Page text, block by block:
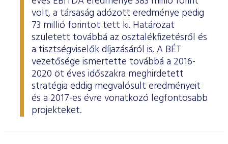
volt, a társaság adózott eredménye pedig
73 millió forintot tett ki. Határozat
született továbbá az osztalékfizetésről és
a tisztségviselők díjazásáról is. A BÉT
vezetősége ismertette továbbá a 2016-
2020 öt éves időszakra meghirdetett
stratégia eddig megvalósult eredményeit
és a 2017-es évre vonatkozó legfontosabb
projekteket.